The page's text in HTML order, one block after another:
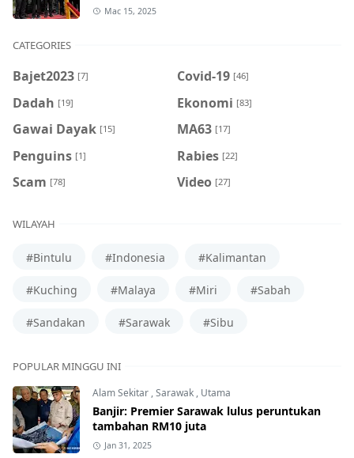
Mac 15, 2025
CATEGORIES
Bajet2023 [7] Covid-19 [46]
Dadah [19] Ekonomi [83]
Gawai Dayak [15] MA63 [17]
Penguins [1] Rabies [22]
Scam [78] Video [27]
WILAYAH
#Bintulu #Indonesia #Kalimantan
#Kuching #Malaya #Miri #Sabah
#Sandakan #Sarawak #Sibu
POPULAR MINGGU INI
Alam Sekitar ,Sarawak , Utama
Banjir: Premier Sarawak lulus peruntukan
tambahan RM10 juta
Jan 31, 2025